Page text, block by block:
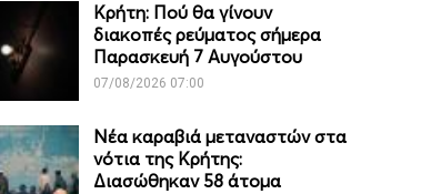
Κρήτη: Πού θα γίνουν
διακοπές ρεύματος σήμερα
Παρασκευή 7 Αυγούστου
07/08/2026 07:00
Νέα καραβιά μεταναστών στα
νότια της Κρήτης:
Διασώθηκαν 58 άτομα